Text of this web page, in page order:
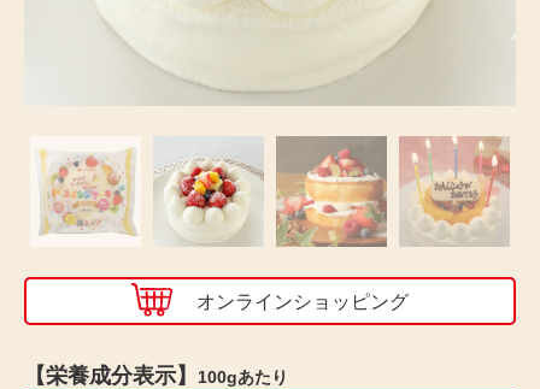
オンラインショッピング
【栄養成分表示】 100gあたり